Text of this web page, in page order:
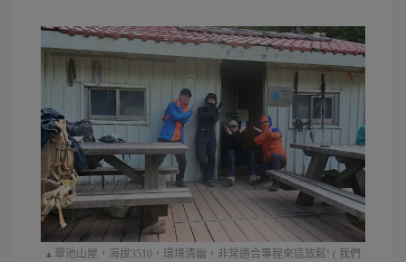
▴ 翠池山屋，海拔3510，環境清幽，非常適合專程來這放鬆! ( 我們